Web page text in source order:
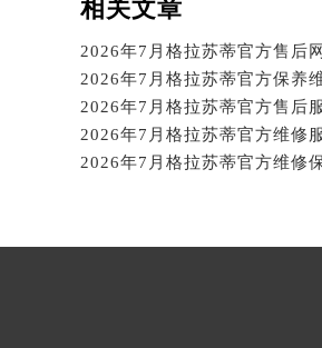
吉林省松原市
吉林省通化市
吉林省延边市
辽宁省鞍山市
辽宁省本溪市
辽宁省阜新
辽宁省葫芦
相关文章
2026年7月格拉苏蒂官方售后
2026年7月格拉苏蒂官方维修